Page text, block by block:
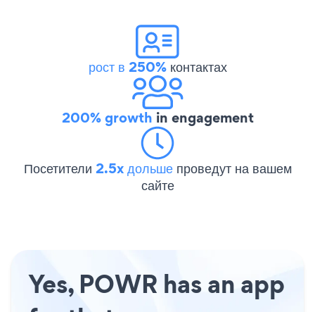
рост в 250%контактах
200% growth in engagement
Посетители 2.5x дольше проведут на вашем
сайте
Yes, POWR has an app